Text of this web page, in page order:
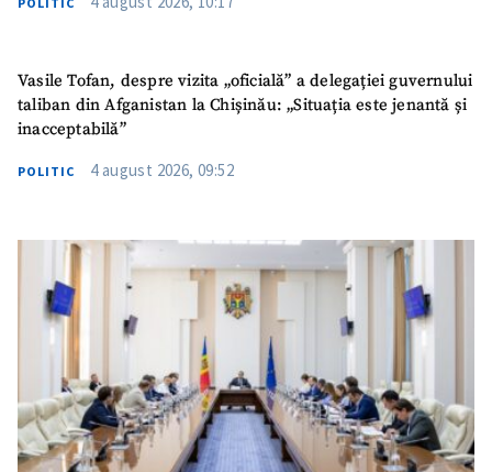
Vasile Tofan, despre vizita „oficială” a delegației guvernului
taliban din Afganistan la Chișinău: „Situația este jenantă și
inacceptabilă”
POLITIC 4 august 2026, 09:52